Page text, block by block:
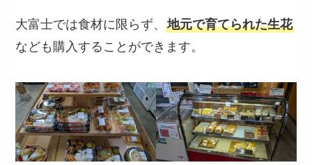
大富士では食材に限らず、地元で育てられた生花
なども購入することができます。